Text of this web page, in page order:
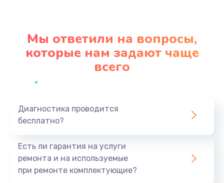
Заказать
Профилактическая чистка
Заказать
Мы ответили на вопросы,
которые нам задают чаще
всего
Диагностика проводится
бесплатно?
Есть ли гарантия на услуги
ремонта и на используемые
при ремонте комплектующие?